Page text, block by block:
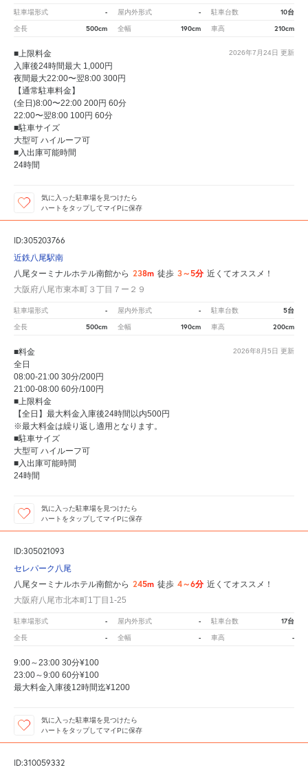
駐車場形式 - 屋内外形式 - 駐車台数 10台
全長 500cm 全幅 190cm 車高 210cm
2026年7月24日 更新
■上限料金
入庫後24時間最大 1,000円
夜間最大22:00〜翌8:00 300円
【通常駐車料金】
(全日)8:00〜22:00 200円 60分
22:00〜翌8:00 100円 60分
■駐車サイズ
大型可 ハイルーフ可
■入出庫可能時間
24時間
気に入った駐車場を見つけたら
ハートをタップしてマイPに保存
ID:305203766
近鉄八尾駅南
八尾ターミナルホテル南館から 238m 徒歩 3～5分 近くてオススメ！
大阪府八尾市東本町３丁目７ー２９
駐車場形式 - 屋内外形式 - 駐車台数 5台
全長 500cm 全幅 190cm 車高 200cm
2026年8月5日 更新
■料金
全日
08:00-21:00 30分/200円
21:00-08:00 60分/100円
■上限料金
【全日】最大料金入庫後24時間以内500円
※最大料金は繰り返し適用となります。
■駐車サイズ
大型可 ハイルーフ可
■入出庫可能時間
24時間
気に入った駐車場を見つけたら
ハートをタップしてマイPに保存
ID:305021093
セレパーク八尾
八尾ターミナルホテル南館から 245m 徒歩 4～6分 近くてオススメ！
大阪府八尾市北本町1丁目1-25
駐車場形式 - 屋内外形式 - 駐車台数 17台
全長 - 全幅 - 車高 -
9:00～23:00 30分¥100
23:00～9:00 60分¥100
最大料金入庫後12時間迄¥1200
気に入った駐車場を見つけたら
ハートをタップしてマイPに保存
ID:310059332